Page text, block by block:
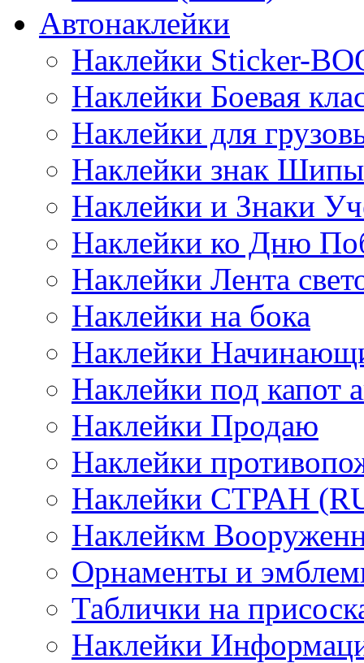
Автонаклейки
Наклейки Sticker-
Наклейки Боевая
Наклейки для
Наклейки знак Шипы
Наклейки и Знаки
Наклейки ко Дню
Наклейки Лента
Наклейки на бока
Наклейки
Наклейки под капот
Наклейки Продаю
Наклейки
Наклейки СТРАН
Наклейкм
Орнаменты и
Таблички на
Наклейки